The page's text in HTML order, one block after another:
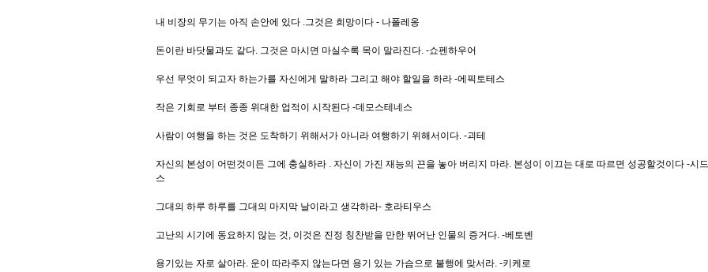
내 비장의 무기는 아직 손안에 있다 .그것은 희망이다 - 나폴레옹
돈이란 바닷물과도 같다. 그것은 마시면 마실수록 목이 말라진다. -쇼펜하우어
우선 무엇이 되고자 하는가를 자신에게 말하라 그리고 해야 할일을 하라 -에픽토테스
작은 기회로 부터 종종 위대한 업적이 시작된다 -데모스테네스
사람이 여행을 하는 것은 도착하기 위해서가 아니라 여행하기 위해서이다. -괴테
자신의 본성이 어떤것이든 그에 충실하라 . 자신이 가진 재능의 끈을 놓아 버리지 마라. 본성이 이끄는 대로 따르면 성공할것이다 -시
스
그대의 하루 하루를 그대의 마지막 날이라고 생각하라- 호라티우스
고난의 시기에 동요하지 않는 것, 이것은 진정 칭찬받을 만한 뛰어난 인물의 증거다. -베토벤
용기있는 자로 살아라. 운이 따라주지 않는다면 용기 있는 가슴으로 불행에 맞서라. -키케로